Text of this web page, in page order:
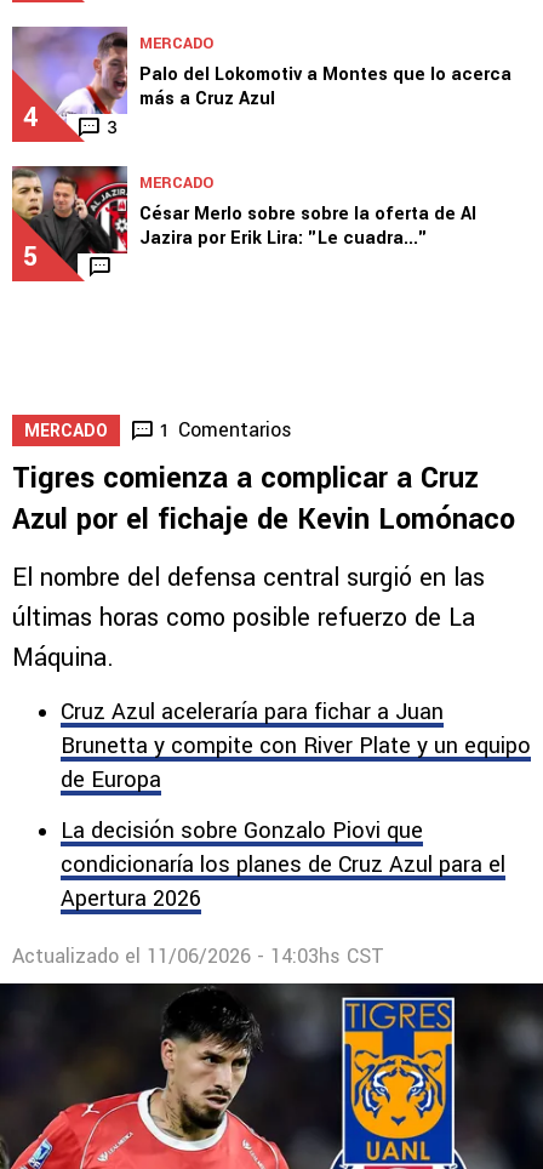
4 3
MERCADO
Palo del Lokomotiv a Montes que lo acerca
más a Cruz Azul
5
MERCADO
César Merlo sobre sobre la oferta de Al
Jazira por Erik Lira: "Le cuadra..."
MERCADO 1 Comentarios
Tigres comienza a complicar a Cruz
Azul por el fichaje de Kevin Lomónaco
El nombre del defensa central surgió en las
últimas horas como posible refuerzo de La
Máquina.
Cruz Azul aceleraría para fichar a Juan
Brunetta y compite con River Plate y un equipo
de Europa
La decisión sobre Gonzalo Piovi que
condicionaría los planes de Cruz Azul para el
Apertura 2026
Actualizado el 11/06/2026 - 14:03hs CST